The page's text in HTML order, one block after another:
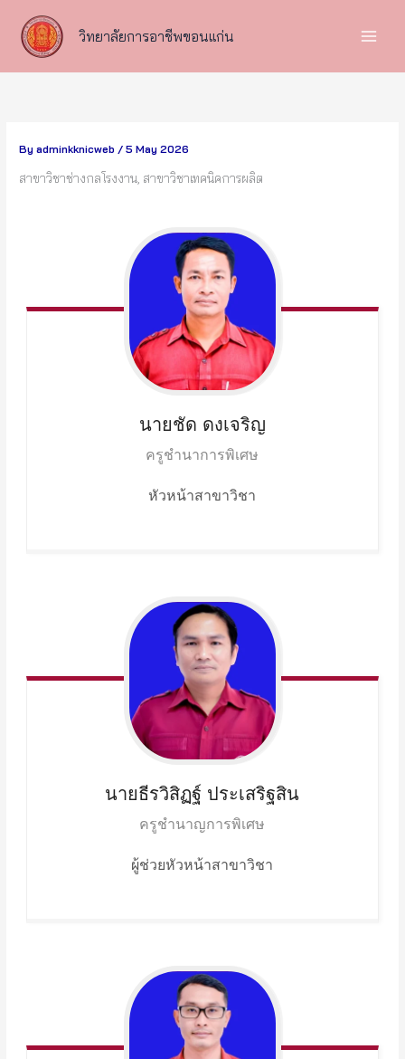
content
วิทยาลัยการอาชีพขอนแก่น
Byadminkknicweb /5 May 2026
สาขาวิชาช่างกลโรงงาน, สาขาวิชาเทคนิคการผลิต
นายชัด ดงเจริญ
ครูชำนาการพิเศษ
หัวหน้าสาขาวิชา
นายธีรวิสิฏฐ์ ประเสริฐสิน
ครูชำนาญการพิเศษ
ผู้ช่วยหัวหน้าสาขาวิชา